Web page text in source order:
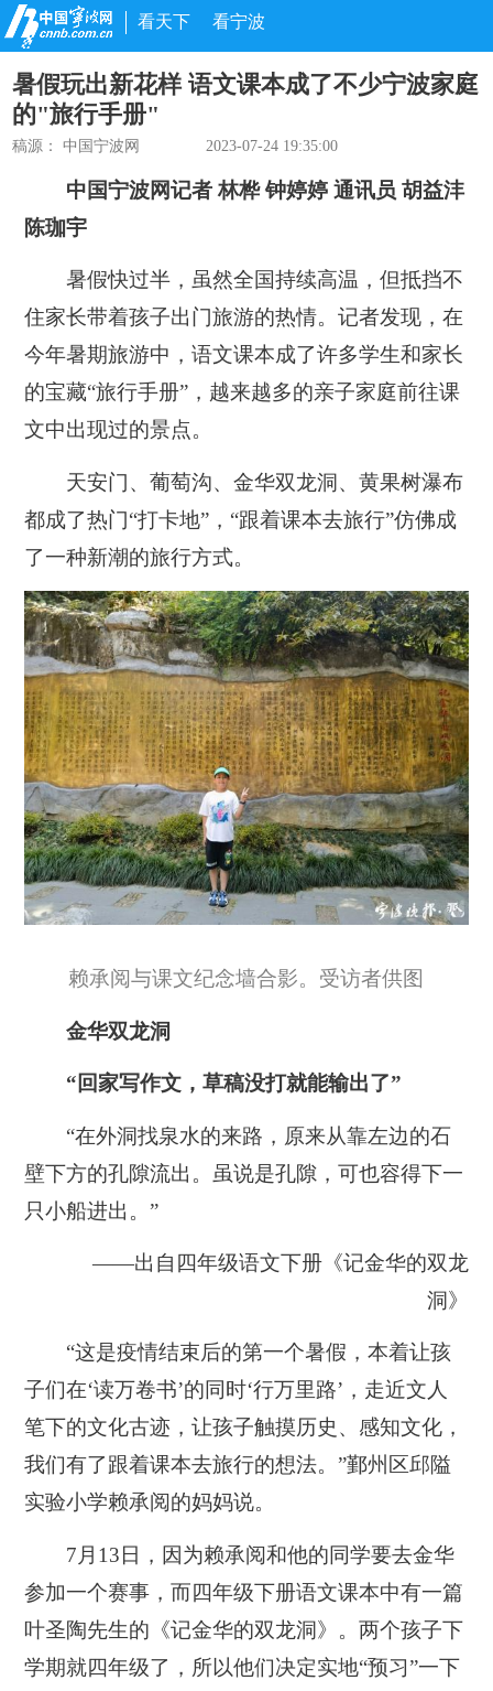
看天下 看宁波
暑假玩出新花样 语文课本成了不少宁波家庭
的"旅行手册"
稿源： 中国宁波网 2023-07-24 19:35:00
中国宁波网记者 林桦 钟婷婷 通讯员 胡益沣
陈珈宇
暑假快过半，虽然全国持续高温，但抵挡不
住家长带着孩子出门旅游的热情。记者发现，在
今年暑期旅游中，语文课本成了许多学生和家长
的宝藏“旅行手册”，越来越多的亲子家庭前往课
文中出现过的景点。
天安门、葡萄沟、金华双龙洞、黄果树瀑布
都成了热门“打卡地”，“跟着课本去旅行”仿佛成
了一种新潮的旅行方式。
赖承阅与课文纪念墙合影。受访者供图
金华双龙洞
“回家写作文，草稿没打就能输出了”
“在外洞找泉水的来路，原来从靠左边的石
壁下方的孔隙流出。虽说是孔隙，可也容得下一
只小船进出。”
——出自四年级语文下册《记金华的双龙
洞》
“这是疫情结束后的第一个暑假，本着让孩
子们在‘读万卷书’的同时‘行万里路’，走近文人
笔下的文化古迹，让孩子触摸历史、感知文化，
我们有了跟着课本去旅行的想法。”鄞州区邱隘
实验小学赖承阅的妈妈说。
7月13日，因为赖承阅和他的同学要去金华
参加一个赛事，而四年级下册语文课本中有一篇
叶圣陶先生的《记金华的双龙洞》。两个孩子下
学期就四年级了，所以他们决定实地“预习”一下